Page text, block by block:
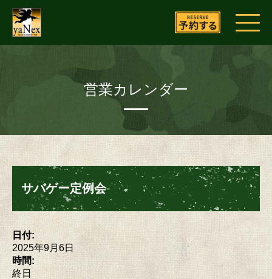
営業カレンダー
サバゲー定例会
日付:
2025年9月6日
時間:
終日